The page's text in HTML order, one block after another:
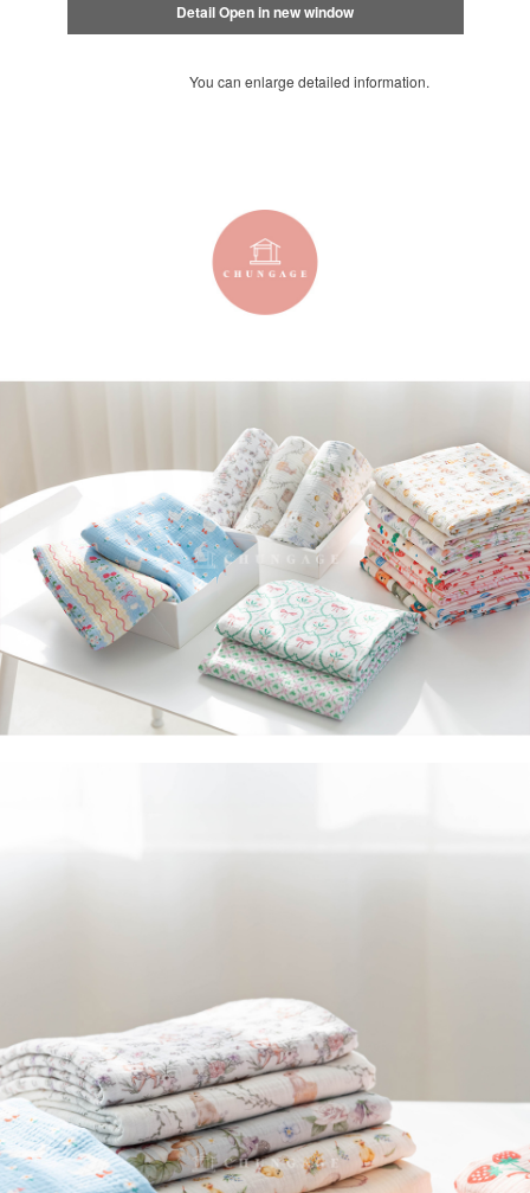
Detail Open in new window
You can enlarge detailed information.